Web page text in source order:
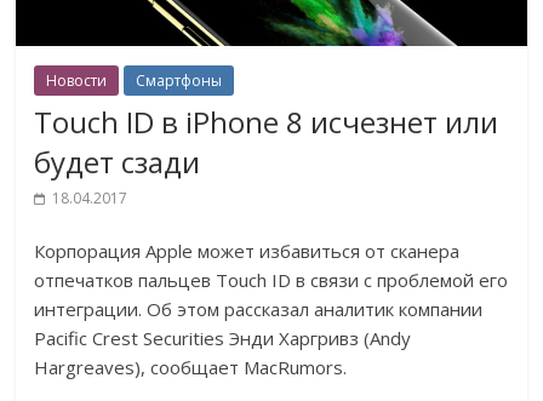
Новости Смартфоны
Touch ID в iPhone 8 исчезнет или
будет сзади
18.04.2017
Корпорация Apple может избавиться от сканера
отпечатков пальцев Touch ID в связи с проблемой его
интеграции. Об этом рассказал аналитик компании
Pacific Crest Securities Энди Харгривз (Andy
Hargreaves), сообщает MacRumors.